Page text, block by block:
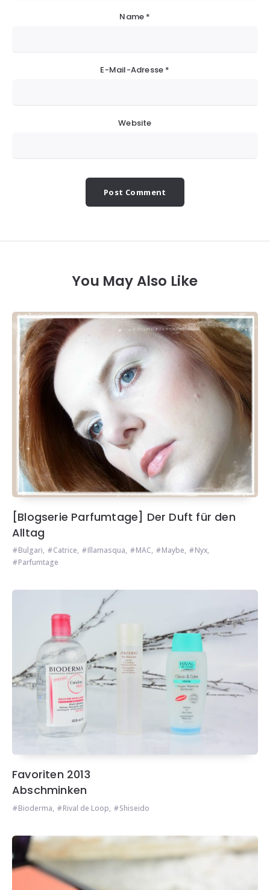
Name *
E-Mail-Adresse *
Website
You May Also Like
[Blogserie Parfumtage] Der Duft für den
Alltag
Bulgari, Catrice, Illamasqua, MAC, Maybe, Nyx,
Parfumtage
Favoriten 2013
Abschminken
Bioderma, Rival de Loop, Shiseido